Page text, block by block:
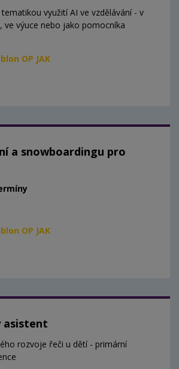
využití AI ve vzdělávání - v
ve výuce nebo jako pomocníka
OP JAK
a snowboardingu pro
OP JAK
asistent
rozvoje řeči u dětí - primární